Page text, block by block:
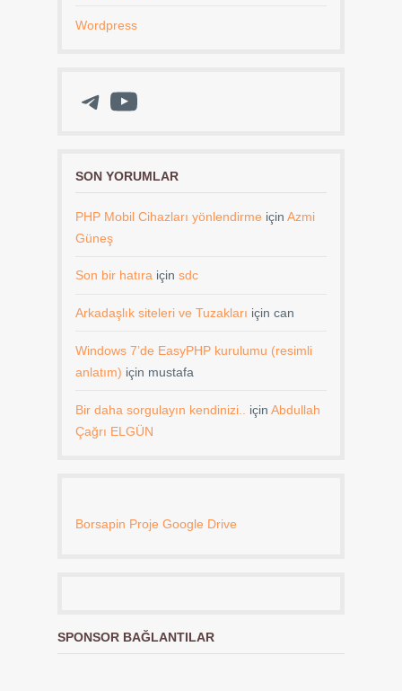
Wordpress
Telegram
YouTube
SON YORUMLAR
PHP Mobil Cihazları yönlendirme için Azmi
Güneş
Son bir hatıra için sdc
Arkadaşlık siteleri ve Tuzakları için can
Windows 7’de EasyPHP kurulumu (resimli
anlatım) için mustafa
Bir daha sorgulayın kendinizi.. için Abdullah
Çağrı ELGÜN
Borsapin Proje Google Drive
SPONSOR BAĞLANTILAR